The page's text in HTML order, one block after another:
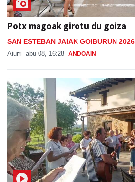
Potx magoak girotu du goiza
SAN ESTEBAN JAIAK GOIBURUN 2026
Aiurri abu 08, 16:28 ANDOAIN